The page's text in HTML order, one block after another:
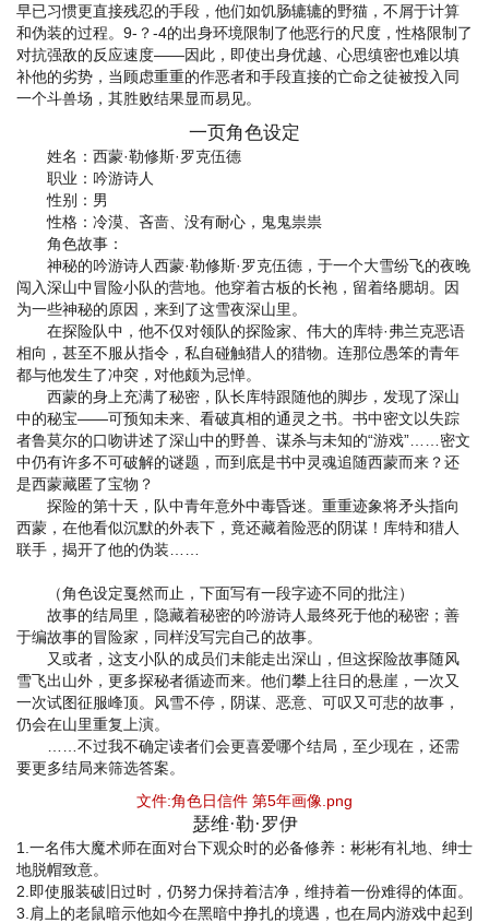
早已习惯更直接残忍的手段，他们如饥肠辘辘的野猫，不屑于计算
和伪装的过程。9-？-4的出身环境限制了他恶行的尺度，性格限制了
对抗强敌的反应速度——因此，即使出身优越、心思缜密也难以填
补他的劣势，当顾虑重重的作恶者和手段直接的亡命之徒被投入同
一个斗兽场，其胜败结果显而易见。
一页角色设定
姓名：西蒙·勒修斯·罗克伍德
职业：吟游诗人
性别：男
性格：冷漠、吝啬、没有耐心，鬼鬼祟祟
角色故事：
神秘的吟游诗人西蒙·勒修斯·罗克伍德，于一个大雪纷飞的夜晚
闯入深山中冒险小队的营地。他穿着古板的长袍，留着络腮胡。因
为一些神秘的原因，来到了这雪夜深山里。
在探险队中，他不仅对领队的探险家、伟大的库特·弗兰克恶语
相向，甚至不服从指令，私自碰触猎人的猎物。连那位愚笨的青年
都与他发生了冲突，对他颇为忌惮。
西蒙的身上充满了秘密，队长库特跟随他的脚步，发现了深山
中的秘宝——可预知未来、看破真相的通灵之书。书中密文以失踪
者鲁莫尔的口吻讲述了深山中的野兽、谋杀与未知的“游戏”……密文
中仍有许多不可破解的谜题，而到底是书中灵魂追随西蒙而来？还
是西蒙藏匿了宝物？
探险的第十天，队中青年意外中毒昏迷。重重迹象将矛头指向
西蒙，在他看似沉默的外表下，竟还藏着险恶的阴谋！库特和猎人
联手，揭开了他的伪装……
（角色设定戛然而止，下面写有一段字迹不同的批注）
故事的结局里，隐藏着秘密的吟游诗人最终死于他的秘密；善
于编故事的冒险家，同样没写完自己的故事。
又或者，这支小队的成员们未能走出深山，但这探险故事随风
雪飞出山外，更多探秘者循迹而来。他们攀上往日的悬崖，一次又
一次试图征服峰顶。风雪不停，阴谋、恶意、可叹又可悲的故事，
仍会在山里重复上演。
……不过我不确定读者们会更喜爱哪个结局，至少现在，还需
要更多结局来筛选答案。
文件:角色日信件 第5年画像.png
瑟维·勒·罗伊
1.一名伟大魔术师在面对台下观众时的必备修养：彬彬有礼地、绅士
地脱帽致意。
2.即使服装破旧过时，仍努力保持着洁净，维持着一份难得的体面。
3.肩上的老鼠暗示他如今在黑暗中挣扎的境遇，也在局内游戏中起到